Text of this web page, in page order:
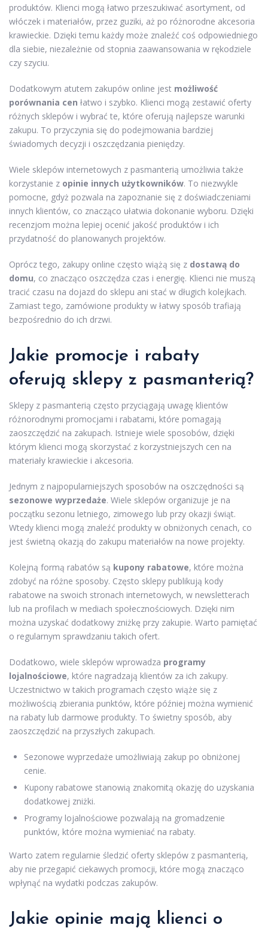
produktów. Klienci mogą łatwo przeszukiwać asortyment, od
włóczek i materiałów, przez guziki, aż po różnorodne akcesoria
krawieckie. Dzięki temu każdy może znaleźć coś odpowiedniego
dla siebie, niezależnie od stopnia zaawansowania w rękodziele
czy szyciu.
Dodatkowym atutem zakupów online jest możliwość
porównania cen łatwo i szybko. Klienci mogą zestawić oferty
różnych sklepów i wybrać te, które oferują najlepsze warunki
zakupu. To przyczynia się do podejmowania bardziej
świadomych decyzji i oszczędzania pieniędzy.
Wiele sklepów internetowych z pasmanterią umożliwia także
korzystanie z opinie innych użytkowników. To niezwykle
pomocne, gdyż pozwala na zapoznanie się z doświadczeniami
innych klientów, co znacząco ułatwia dokonanie wyboru. Dzięki
recenzjom można lepiej ocenić jakość produktów i ich
przydatność do planowanych projektów.
Oprócz tego, zakupy online często wiążą się z dostawą do
domu, co znacząco oszczędza czas i energię. Klienci nie muszą
tracić czasu na dojazd do sklepu ani stać w długich kolejkach.
Zamiast tego, zamówione produkty w łatwy sposób trafiają
bezpośrednio do ich drzwi.
Jakie promocje i rabaty
oferują sklepy z pasmanterią?
Sklepy z pasmanterią często przyciągają uwagę klientów
różnorodnymi promocjami i rabatami, które pomagają
zaoszczędzić na zakupach. Istnieje wiele sposobów, dzięki
którym klienci mogą skorzystać z korzystniejszych cen na
materiały krawieckie i akcesoria.
Jednym z najpopularniejszych sposobów na oszczędności są
sezonowe wyprzedaże. Wiele sklepów organizuje je na
początku sezonu letniego, zimowego lub przy okazji świąt.
Wtedy klienci mogą znaleźć produkty w obniżonych cenach, co
jest świetną okazją do zakupu materiałów na nowe projekty.
Kolejną formą rabatów są kupony rabatowe, które można
zdobyć na różne sposoby. Często sklepy publikują kody
rabatowe na swoich stronach internetowych, w newsletterach
lub na profilach w mediach społecznościowych. Dzięki nim
można uzyskać dodatkowy zniżkę przy zakupie. Warto pamiętać
o regularnym sprawdzaniu takich ofert.
Dodatkowo, wiele sklepów wprowadza programy
lojalnościowe, które nagradzają klientów za ich zakupy.
Uczestnictwo w takich programach często wiąże się z
możliwością zbierania punktów, które później można wymienić
na rabaty lub darmowe produkty. To świetny sposób, aby
zaoszczędzić na przyszłych zakupach.
Sezonowe wyprzedaże umożliwiają zakup po obniżonej
cenie.
Kupony rabatowe stanowią znakomitą okazję do uzyskania
dodatkowej zniżki.
Programy lojalnościowe pozwalają na gromadzenie
punktów, które można wymieniać na rabaty.
Warto zatem regularnie śledzić oferty sklepów z pasmanterią,
aby nie przegapić ciekawych promocji, które mogą znacząco
wpłynąć na wydatki podczas zakupów.
Jakie opinie mają klienci o